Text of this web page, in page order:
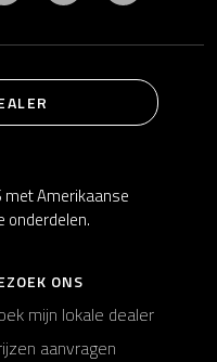
met Amerikaanse
onderdelen.
ONS
mijn lokale dealer
aanvragen